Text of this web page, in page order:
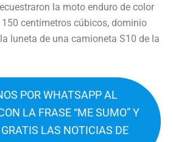
la moto enduro de color
centímetros cúbicos, dominio
luneta de una camioneta S10 de la
POR WHATSAPP AL
LA FRASE “ME SUMO” Y
LAS NOTICIAS DE